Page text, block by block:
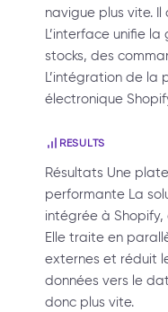
navigue plus vite.
L’interface unifie
stocks, des
L’intégration de la
électronique
RESULTS
Résultats Une
performante La
intégrée à
Elle traite en
externes et réduit
données vers le
donc plus vite.